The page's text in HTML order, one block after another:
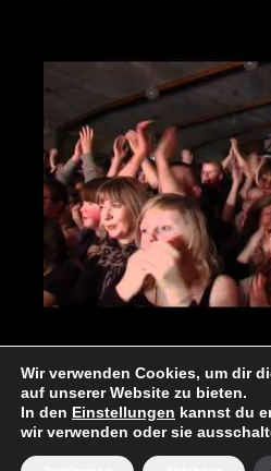
1989-2024 ©
.. with a little help of ->we-
Wir verwenden Cookies, um dir
auf unserer Website zu bieten.
In den Einstellungen kannst du
wir verwenden oder sie